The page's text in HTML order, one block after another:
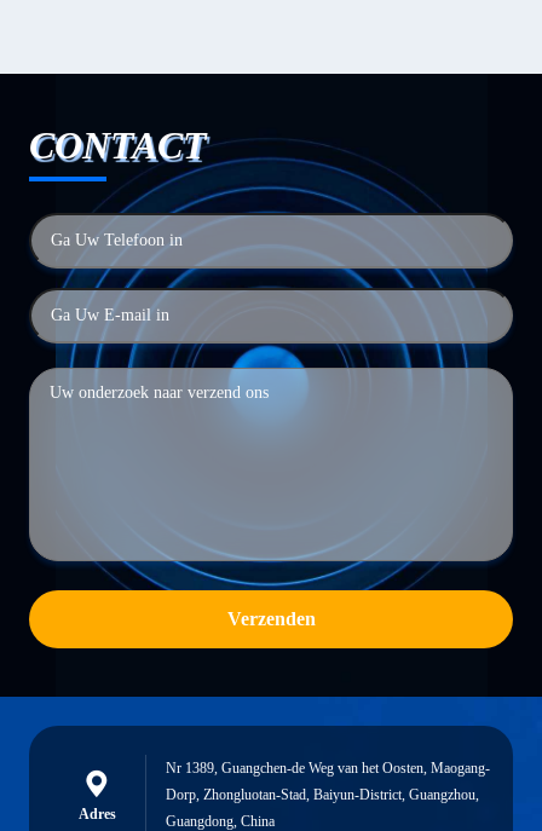
CONTACT
Verzenden
Adres
Nr 1389, Guangchen-de Weg van het Oosten, Maogang-
Dorp, Zhongluotan-Stad, Baiyun-District, Guangzhou,
Guangdong, China